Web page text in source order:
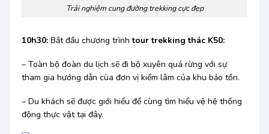
Trải nghiệm cung đường trekking cực đẹp
10h30:Bắt đầu chương trìnhtour trekking thác K50:
– Toàn bộ đoàn du lịch sẽ đi bộ xuyên quá rừng với sự
tham gia hướng dẫn cùa đơn vị kiểm lâm của khu bảo tồn.
– Du khách sẽ được giới hiểu để cùng tìm hiểu vệ hệ thống
động thực vật tại đây.